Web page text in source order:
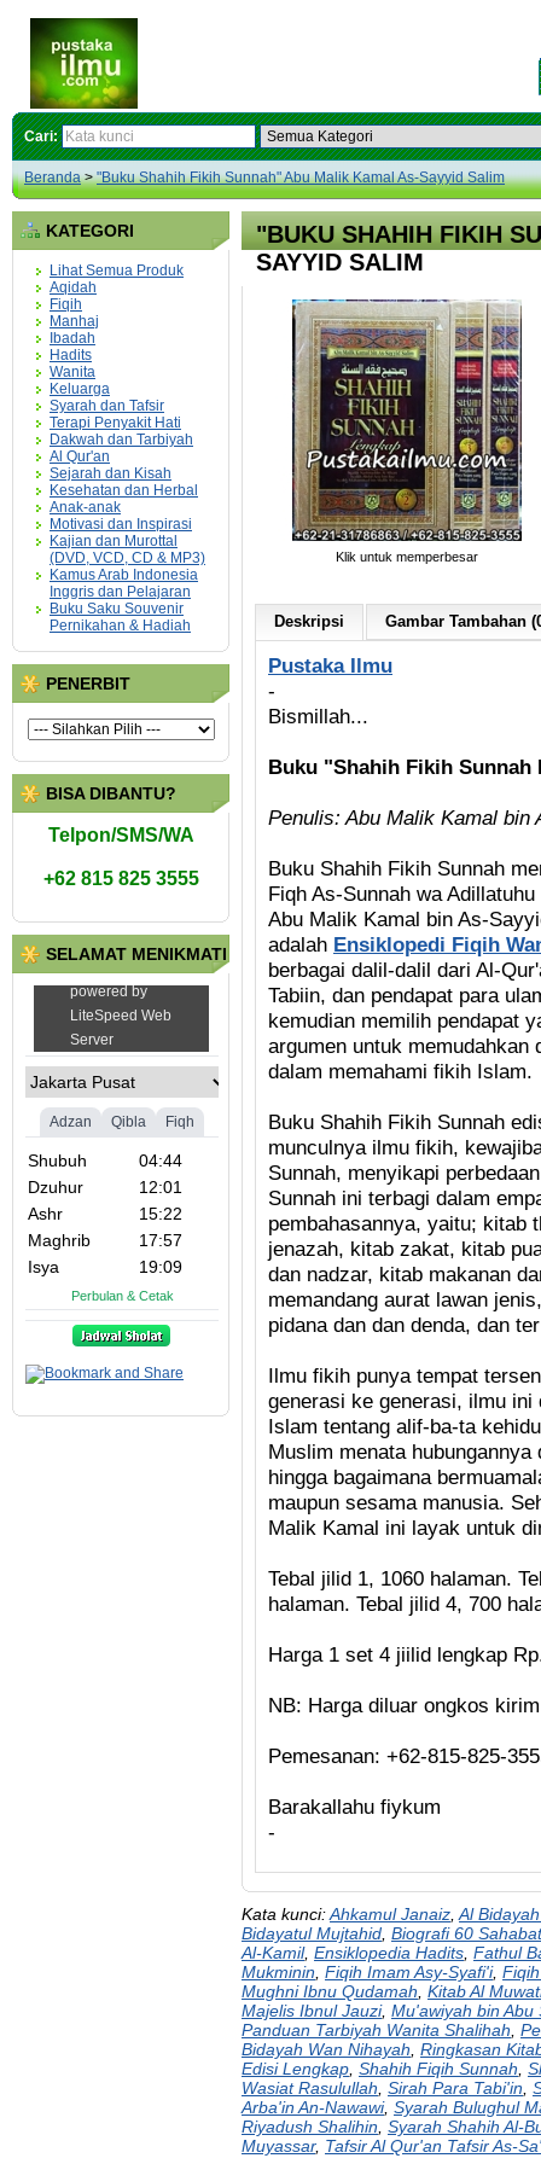
Cari:
Beranda>"Buku Shahih Fikih Sunnah" Abu Malik Kamal As-Sayyid Salim
KATEGORI
Lihat Semua Produk
Aqidah
Fiqih
Manhaj
Ibadah
Hadits
Wanita
Keluarga
Syarah dan Tafsir
Terapi Penyakit Hati
Dakwah dan Tarbiyah
Al Qur'an
Sejarah dan Kisah
Kesehatan dan Herbal
Anak-anak
Motivasi dan Inspirasi
Kajian dan Murottal
(DVD, VCD, CD & MP3)
Kamus Arab Indonesia
Inggris dan Pelajaran
Buku Saku Souvenir
Pernikahan & Hadiah
PENERBIT
BISA DIBANTU?
Telpon/SMS/WA
+62 815 825 3555
SELAMAT MENIKMATI
"BUKU SHAHIH FIKIH
SAYYID SALIM
Klik untuk memperbesar
Deskripsi Gambar Tambahan
Pustaka Ilmu
-
Bismillah...
Buku "Shahih Fikih Sunnah
Penulis: Abu Malik Kamal bin
Buku Shahih Fikih Sunnah
Fiqh As-Sunnah wa
Abu Malik Kamal bin As-
adalah Ensiklopedi Fiqih
berbagai dalil-dalil dari Al-
Tabiin, dan pendapat para
kemudian memilih pendapat
argumen untuk memudahkan
dalam memahami fikih Islam.
Buku Shahih Fikih Sunnah
munculnya ilmu fikih,
Sunnah, menyikapi
Sunnah ini terbagi dalam
pembahasannya, yaitu; kitab
jenazah, kitab zakat, kitab
dan nadzar, kitab makanan
memandang aurat lawan
pidana dan dan denda, dan
Ilmu fikih punya tempat
generasi ke generasi, ilmu
Islam tentang alif-ba-ta
Muslim menata hubungannya
hingga bagaimana
maupun sesama manusia.
Malik Kamal ini layak untuk
Tebal jilid 1, 1060 halaman.
halaman. Tebal jilid 4, 700
Harga 1 set 4 jiilid lengkap
NB: Harga diluar ongkos kirim
Pemesanan: +62-815-825-
Barakallahu fiykum
-
Kata kunci:Ahkamul Janaiz Al
Bidayatul Mujtahid Biografi 60
Al-Kamil, Ensiklopedia Hadits Fathul
Mukminin Fiqih Imam Asy-Syafi'i,
Mughni Ibnu Qudamah Kitab Al
Majelis Ibnul Jauzi, Mu'awiyah bin Abu
Panduan Tarbiyah Wanita Shalihah
Bidayah Wan Nihayah Ringkasan
Edisi Lengkap Shahih Fiqih Sunnah
Wasiat Rasulullah Sirah Para Tabi'in
Arba'in An-Nawawi, Syarah Bulughul
Riyadush Shalihin Syarah Shahih Al-
Muyassar, Tafsir Al Qur'an Tafsir As-